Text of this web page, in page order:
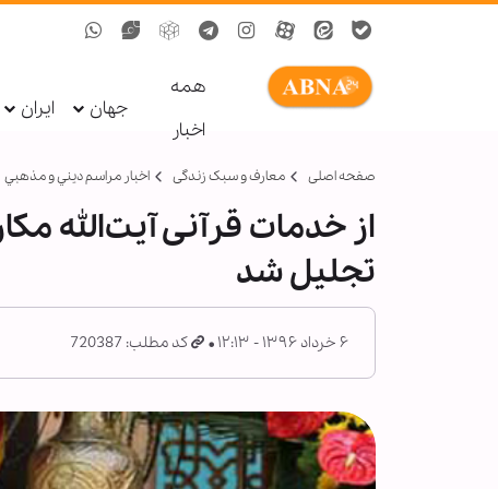
همه
اخبار
جهان ایران
صفحه اصلی معارف و سبک زندگی اخبار مراسم ديني و مذهبي
از خدمات قرآنی آیت‌الله
تجلیل شد
۶ خرداد ۱۳۹۶ - ۱۲:۱۳ کد مطلب: 720387